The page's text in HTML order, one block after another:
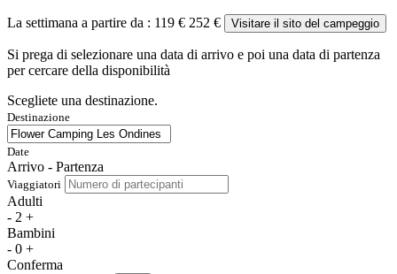
La settimana a partire da : 119 € 252 € Visitare il sito del campeggio
Si prega di selezionare una data di arrivo e poi una data di partenza
per cercare della disponibilità
Scegliete una destinazione.
Destinazione
Date
Arrivo - Partenza
Viaggiatori
Adulti
- 2 +
Bambini
- 0 +
Conferma